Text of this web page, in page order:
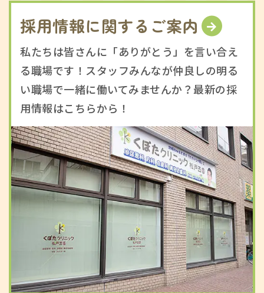
採用情報に関するご案内
私たちは皆さんに「ありがとう」を言い合え
る職場です！スタッフみんなが仲良しの明る
い職場で一緒に働いてみませんか？最新の採
用情報はこちらから！